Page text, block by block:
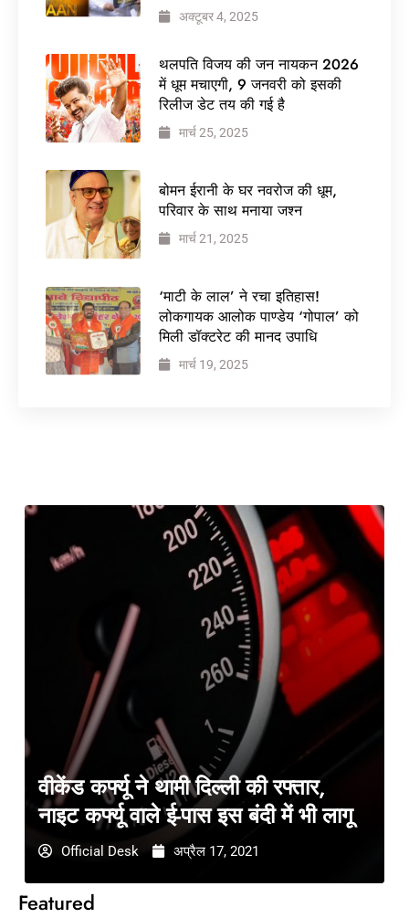
अक्टूबर 4, 2025
थलपति विजय की जन नायकन 2026
में धूम मचाएगी, 9 जनवरी को इसकी
रिलीज डेट तय की गई है
मार्च 25, 2025
बोमन ईरानी के घर नवरोज की धूम,
परिवार के साथ मनाया जश्न
मार्च 21, 2025
‘माटी के लाल’ ने रचा इतिहास!
लोकगायक आलोक पाण्डेय ‘गोपाल’ को
मिली डॉक्टरेट की मानद उपाधि
मार्च 19, 2025
Featured
वीकेंड कर्फ्यू ने थामी दिल्ली की रफ्तार,
नाइट कर्फ्यू वाले ई-पास इस बंदी में भी लागू
Official Desk अप्रैल 17, 2021